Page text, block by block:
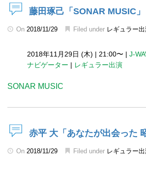
藤田琢己「SONAR MUSIC」
On 2018/11/29 Filed under レギュラー
2018年11月29日 (木) | 21:00〜 | J-
ナビゲーター | レギュラー出演
SONAR MUSIC
赤平 大「あなたが出会った
On 2018/11/29 Filed under レギュラー